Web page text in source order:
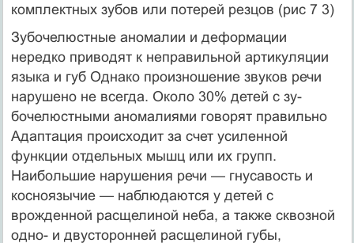
комплектных зубов или потерей резцов (рис 7 3)
Зубочелюстные аномалии и деформации
нередко приводят к неправильной артикуляции
языка и губ Однако произноше­ние звуков речи
нарушено не всегда. Около 30% детей с зу-
бочелюстными аномалиями говорят правильно
Адаптация происходит за счет усиленной
функции отдельных мышц или их групп.
Наибольшие нарушения речи — гнусавость и
косно­язычие — наблюдаются у детей с
врожденной расщелиной неба, а также сквозной
одно- и двусторонней расщелиной губы,